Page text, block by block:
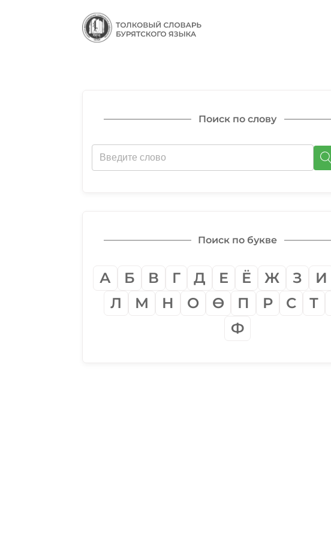
Поиск по слову
Поиск по букве
А Б В Г Д Е Ё Ж З И
Л
М Н О Ѳ П Р С Т
Ф